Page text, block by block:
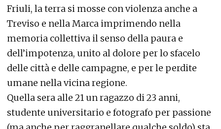
Friuli, la terra si mosse con violenza anche a
Treviso e nella Marca imprimendo nella
memoria collettiva il senso della paura e
dell’impotenza, unito al dolore per lo sfacelo
delle città e delle campagne, e per le perdite
umane nella vicina regione.
Quella sera alle 21 un ragazzo di 23 anni,
studente universitario e fotografo per passione